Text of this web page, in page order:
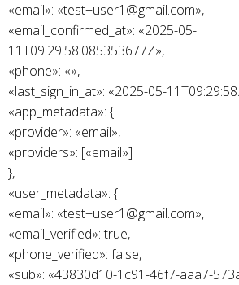
«email»: «test+user1@gmail.com»,
«email_confirmed_at»: «2025-05-
11T09:29:58.085353677Z»,
«phone»: «»,
«last_sign_in_at»: «2025-05-
«app_metadata»: {
«provider»: «email»,
«providers»: [«email»]
},
«user_metadata»: {
«email»: «test+user1@gmail.com»,
«email_verified»: true,
«phone_verified»: false,
«sub»: «43830d10-1c91-46f7-aaa7-